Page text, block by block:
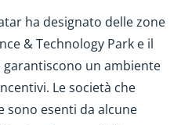
ha designato delle zone
& Technology Park e il
garantiscono un ambiente
Le società che
sono esenti da alcune